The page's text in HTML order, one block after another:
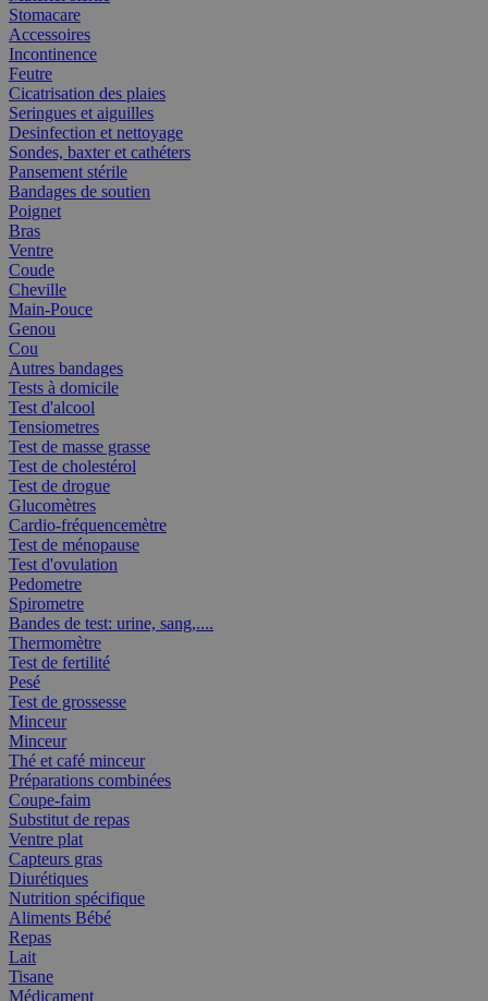
Stomacare
Accessoires
Incontinence
Feutre
Cicatrisation des plaies
Seringues et aiguilles
Desinfection et nettoyage
Sondes, baxter et cathéters
Pansement stérile
Bandages de soutien
Poignet
Bras
Ventre
Coude
Cheville
Main-Pouce
Genou
Cou
Autres bandages
Tests à domicile
Test d'alcool
Tensiometres
Test de masse grasse
Test de cholestérol
Test de drogue
Glucomètres
Cardio-fréquencemètre
Test de ménopause
Test d'ovulation
Pedometre
Spirometre
Bandes de test: urine, sang,....
Thermomètre
Test de fertilité
Pesé
Test de grossesse
Minceur
Minceur
Thé et café minceur
Préparations combinées
Coupe-faim
Substitut de repas
Ventre plat
Capteurs gras
Diurétiques
Nutrition spécifique
Aliments Bébé
Repas
Lait
Tisane
Médicament